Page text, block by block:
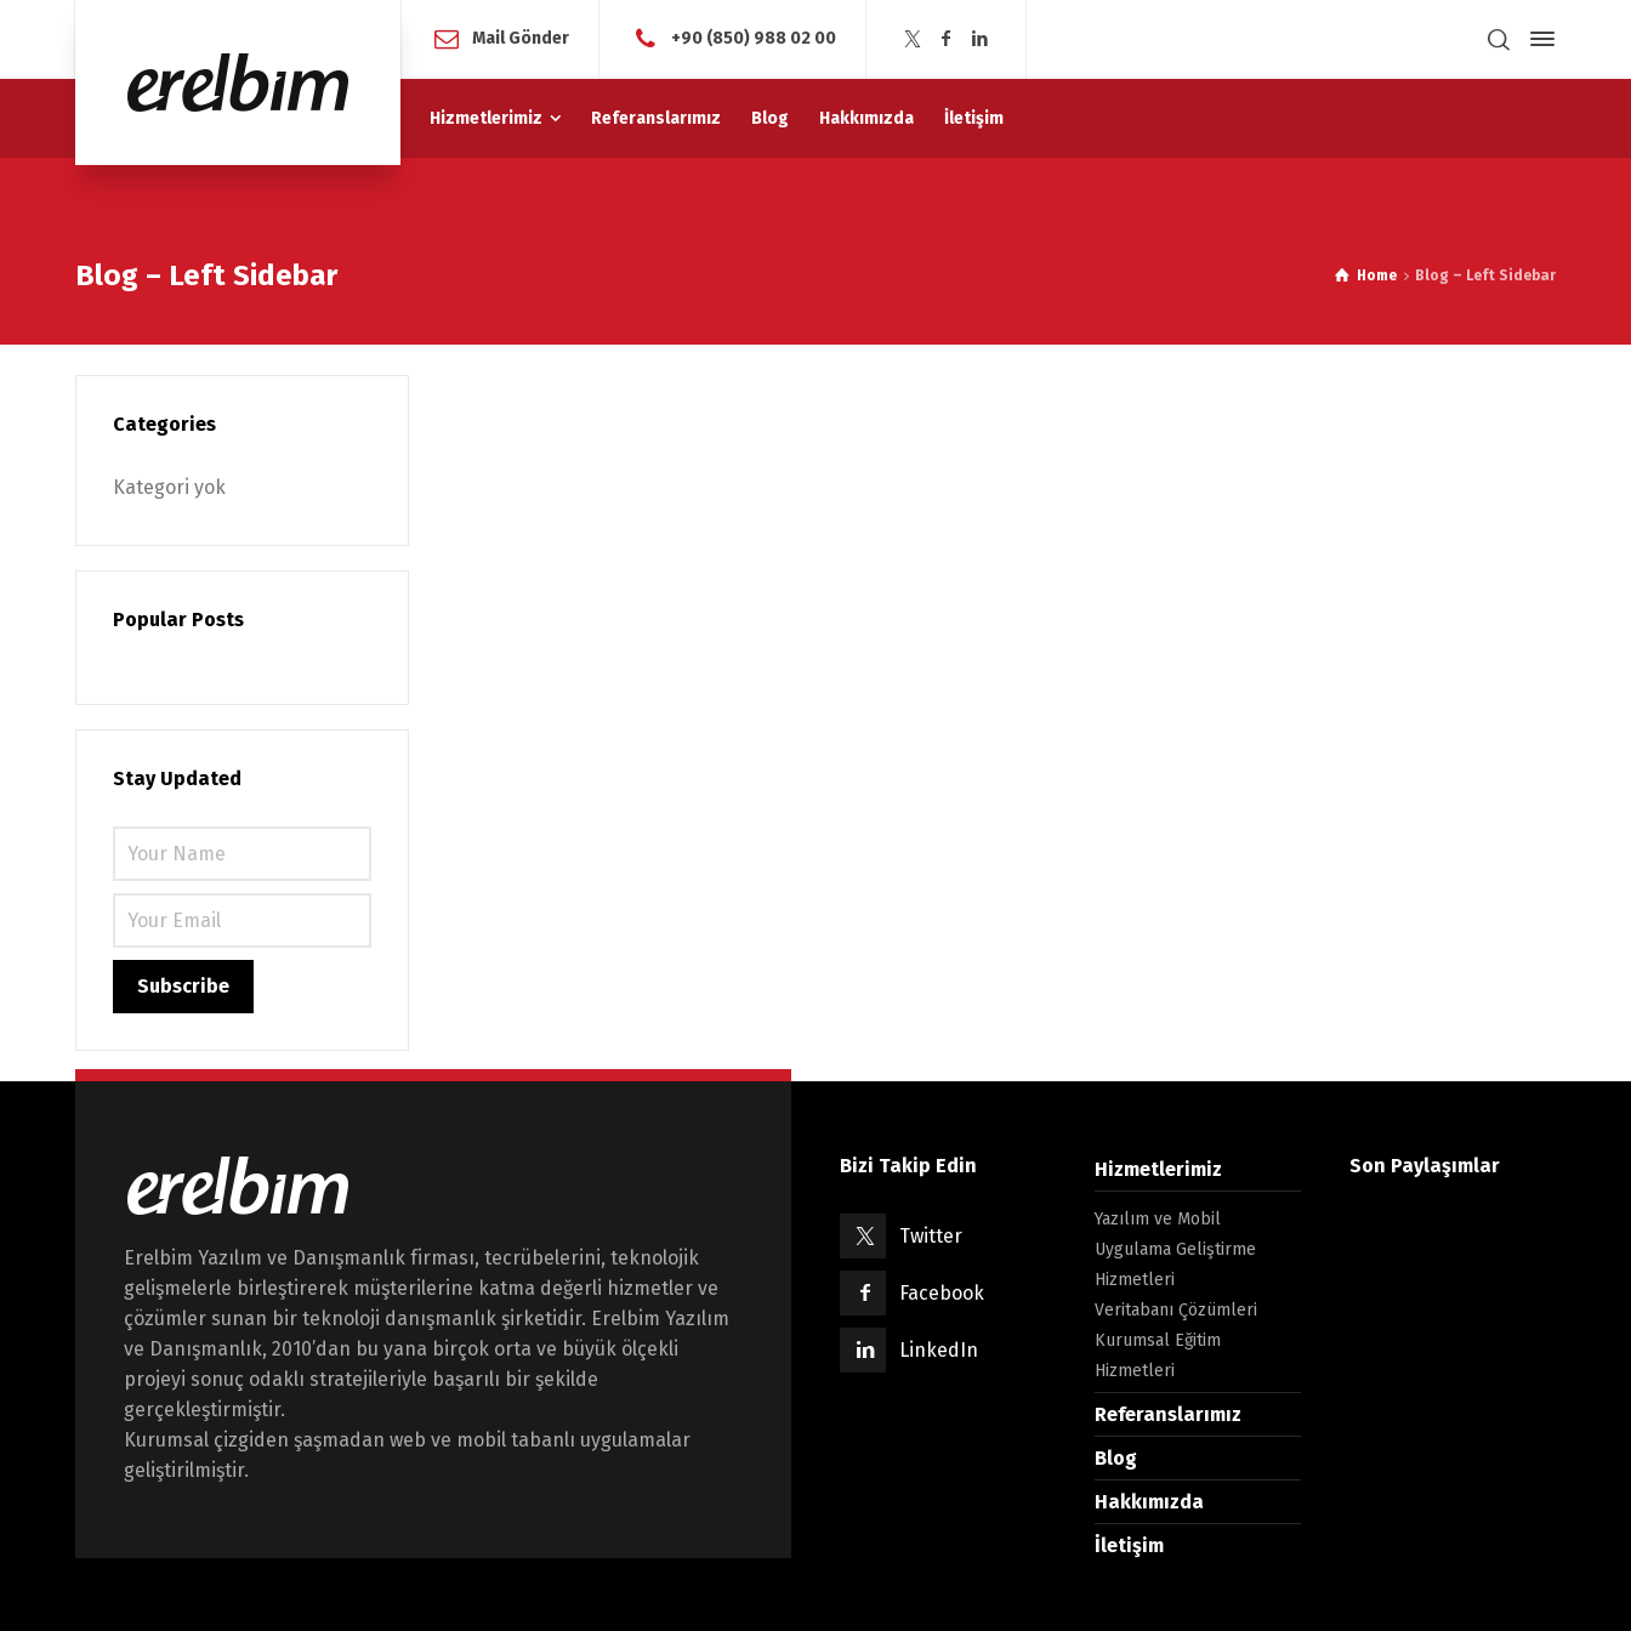
Mail Gönder +90 (850) 988 02 00
Hizmetlerimiz Referanslarımız Blog Hakkımızda İletişim
Blog – Left Sidebar Home Blog – Left Sidebar
Categories
Kategori yok
Popular Posts
Stay Updated
Erelbim Yazılım ve Danışmanlık firması, tecrübelerini, teknolojik
gelişmelerle birleştirerek müşterilerine katma değerli hizmetler ve
çözümler sunan bir teknoloji danışmanlık şirketidir. Erelbim Yazılım
ve Danışmanlık, 2010’dan bu yana birçok orta ve büyük ölçekli
projeyi sonuç odaklı stratejileriyle başarılı bir şekilde
gerçekleştirmiştir.
Kurumsal çizgiden şaşmadan web ve mobil tabanlı uygulamalar
geliştirilmiştir.
Bizi Takip Edin
Twitter
Facebook
LinkedIn
Hizmetlerimiz
Yazılım ve Mobil
Uygulama Geliştirme
Hizmetleri
Veritabanı Çözümleri
Kurumsal Eğitim
Hizmetleri
Referanslarımız
Blog
Hakkımızda
İletişim
Son Paylaşımlar